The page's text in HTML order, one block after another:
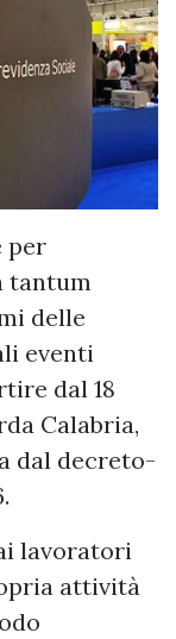
per
tantum
delle
eventi
dal 18
Calabria,
dal decreto-
lavoratori
attività